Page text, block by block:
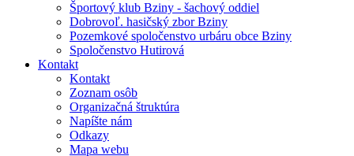
Športový klub Bziny - šachový oddiel
Dobrovoľ. hasičský zbor Bziny
Pozemkové spoločenstvo urbáru obce Bziny
Spoločenstvo Hutirová
Kontakt
Kontakt
Zoznam osôb
Organizačná štruktúra
Napíšte nám
Odkazy
Mapa webu